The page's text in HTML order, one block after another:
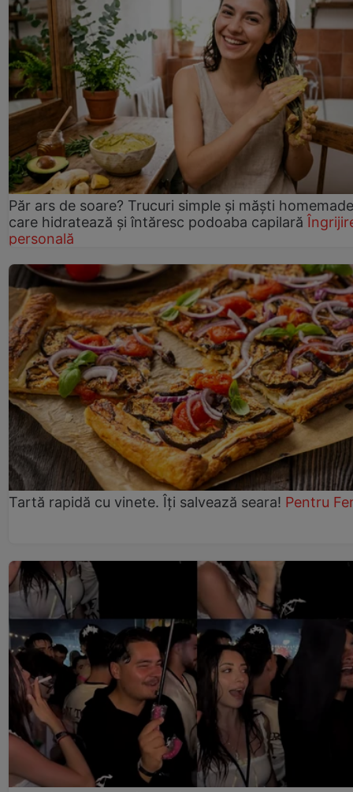
Păr ars de soare? Trucuri simple și măști homemade
care hidratează și întăresc podoaba capilară
personală
Tartă rapidă cu vinete. Îți salvează seara! Pentru